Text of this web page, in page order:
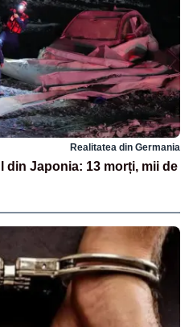
Realitatea din Germania
din Japonia: 13 morți, mii de